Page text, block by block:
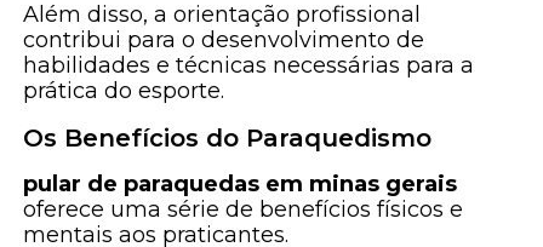
Além disso, a orientação profissional
contribui para o desenvolvimento de
habilidades e técnicas necessárias para a
prática do esporte.
Os Benefícios do Paraquedismo
pular de paraquedas em minas gerais
oferece uma série de benefícios físicos e
mentais aos praticantes.